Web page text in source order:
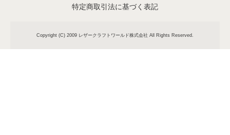
特定商取引法に基づく表記
Copyright (C) 2009 レザークラフトワールド株式会社 All Rights Reserved.